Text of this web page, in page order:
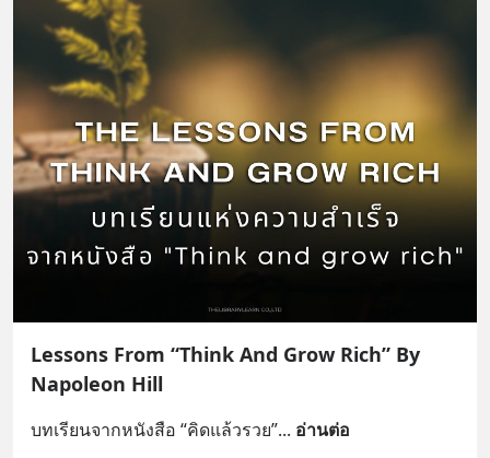
Lessons From “Think And Grow Rich” By
Napoleon Hill
บทเรียนจากหนังสือ “คิดแล้วรวย”... อ่านต่อ